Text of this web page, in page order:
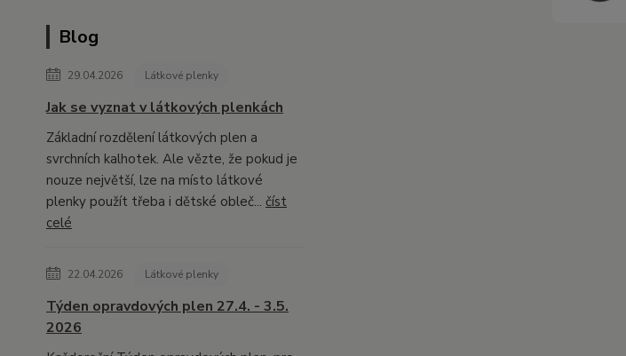
Blog
29.04.2026 Látkové plenky
Jak se vyznat v látkových plenkách
Základní rozdělení látkových plen a
svrchních kalhotek. Ale vězte, že pokud je
nouze největší, lze na místo látkové
plenky použít třeba i dětské obleč... číst
celé
22.04.2026 Látkové plenky
Týden opravdových plen 27.4. - 3.5.
2026